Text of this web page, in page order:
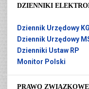
DZIENNIKI
Dziennik Urzędowy
Dziennik Urzędowy
Dzienniki Ustaw RP
Monitor Polski
PRAWO ZWIĄZKOWE